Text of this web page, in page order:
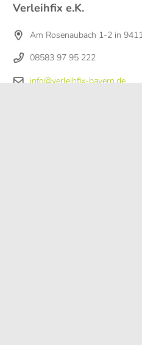
Verleihfix e.K.
Am Rosenaubach 1-2 in
08583 97 95 222
info@verleihfix-bayern.de